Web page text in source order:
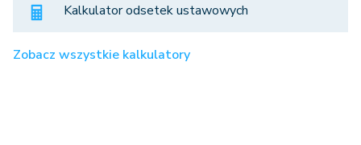
Kalkulator odsetek ustawowych
Zobacz wszystkie kalkulatory